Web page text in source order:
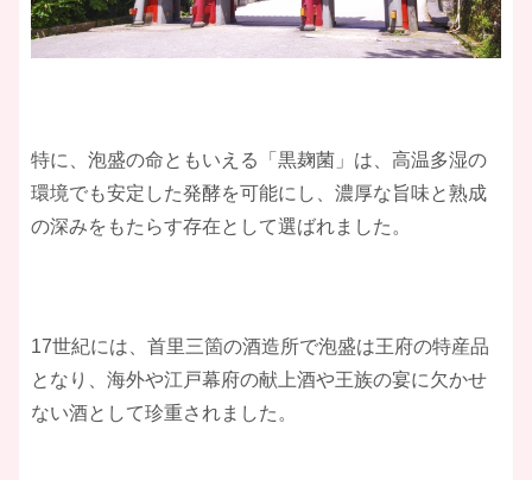
特に、泡盛の命ともいえる「黒麹菌」は、高温多湿の
環境でも安定した発酵を可能にし、濃厚な旨味と熟成
の深みをもたらす存在として選ばれました。
17世紀には、首里三箇の酒造所で泡盛は王府の特産品
となり、海外や江戸幕府の献上酒や王族の宴に欠かせ
ない酒として珍重されました。